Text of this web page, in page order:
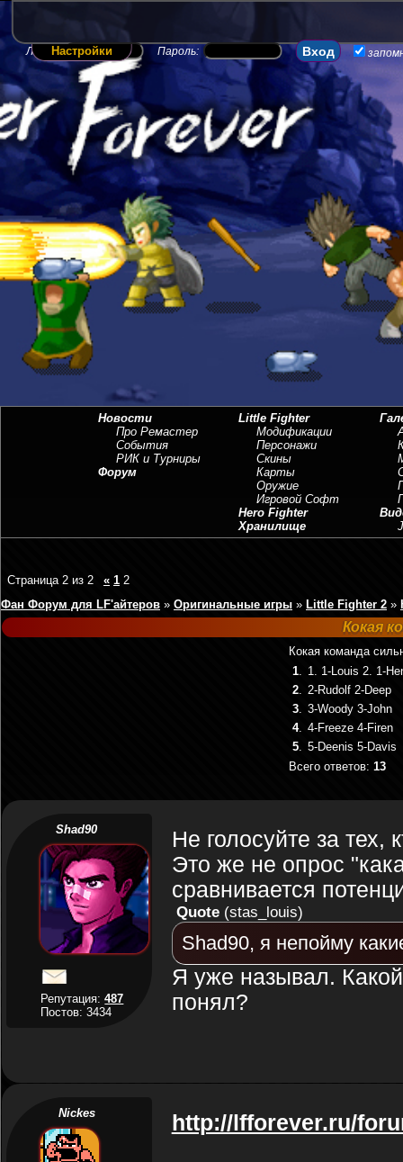
Логин: Пароль:
Настройки
Новости
Про Ремастер
События
РИК и Турниры
Форум
Little Fighter
Модификации
Персонажи
Скины
Карты
Оружие
Игровой Софт
Hero Fighter
Хранилище
Страница 2 из 2 « 1 2
Фан Форум для LF'айтеров » Оригинальные игры » Little Fighter 2 »
Кокая
Кокая команда
1. 1. 1-Louis 2. 1-
2. 2-Rudolf 2-Deep
3. 3-Woody 3-John
4. 4-Freeze 4-Firen
5. 5-Deenis 5-Davis
Всего ответов: 13
Shad90
Репутация:487
Постов: 3434
Не голосуйте за тех,
Это же не опрос
сравнивается
Quote(stas_louis)
Shad90, я непойму
Я уже называл.
понял?
Nickes http://lfforever.ru/